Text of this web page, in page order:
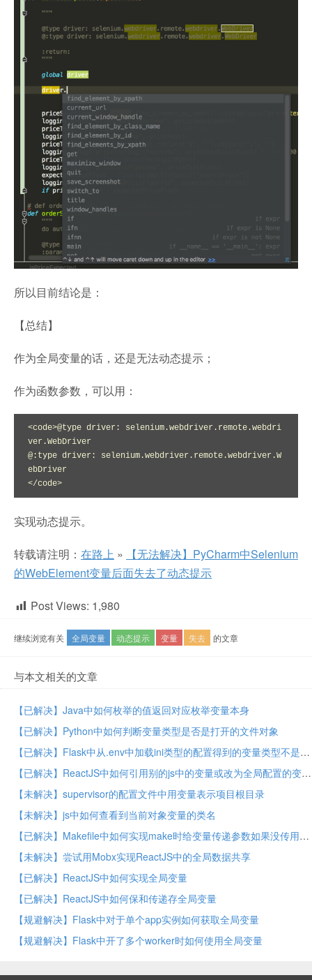
所以目前结论是：
【总结】
作为全局变量的话，还是无法动态提示；
作为函数参数，可以用：
<code>@type driver: selenium.webdriver.remote.webdri
ver.WebDriver
@:type driver: selenium.webdriver.remote.webdriver.W
ebDriver
</code>
实现动态提示。
转载请注明： 在路上 »
【无法解决】PyCharm中Selenium
的WebElement变量后面失去了动态提示
Post Views: 1,980
继续浏览有关 全局变量 动态提示 变量 失去 的文章
与本文相关的文章
【已解决】Java中如何枚举的值返回对应枚举变量本身
【已解决】Python中如何判断变量类型是否是打开的文件对象
【已解决】Flask中从.env中加载ini类型的配置得到的变量类型不是原始类型而都是字符串
【已解决】ReactJS中如何引用别的js中的变量或改为全局配置的变量
【未解决】supervisor的配置文件中用变量表示项目根目录
【未解决】js中如何查看到当前对象变量的类名
【已解决】Makefile中如何实现make时给变量传递参数如果没传用默认值
【未解决】尝试用Mobx实现ReactJS中的全局数据共享
【已解决】ReactJS中如何实现全局变量
【已解决】ReactJS中如何保和传递存全局变量
【规避解决】Flask中对于单个app实例如何获取全局变量
【规避解决】Flask中开了多个worker时如何使用全局变量